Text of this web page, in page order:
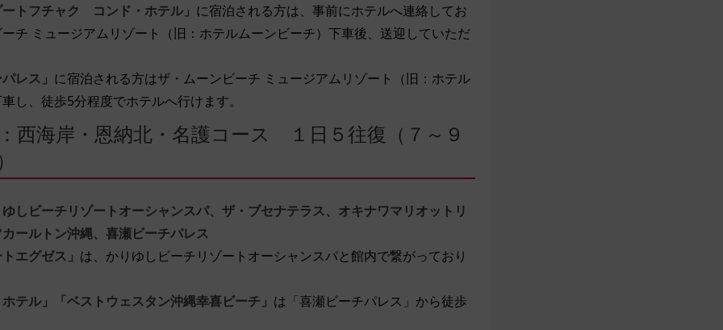
トフチャク コンド・ホテル」 に宿泊される方は、事前にホテルへ連絡してお
チ ミュージアムリゾート（旧：ホテルムーンビーチ）下車後、送迎していただ
レス」 に宿泊される方はザ・ムーンビーチ ミュージアムリゾート（旧：ホテル
し、徒歩5分程度でホテルへ行けます。
西海岸・恩納北・名護コース １日５往復（７～９
しビーチリゾートオーシャンスパ、ザ・ブセナテラス、オキナワマリオットリ
ールトン沖縄、喜瀬ビーチパレス
エグゼス」 は、かりゆしビーチリゾートオーシャンスパと館内で繋がっており
テル」「ベストウェスタン沖縄幸喜ビーチ」 は「喜瀬ビーチパレス」から徒歩